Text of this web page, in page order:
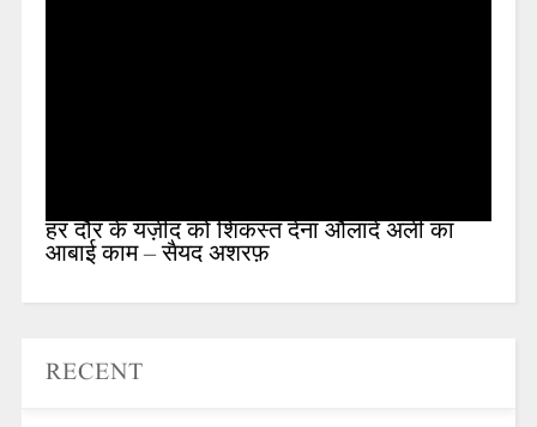
हर दौर के यज़ीद को शिकस्त देना औलादे अली का
आबाई काम – सैयद अशरफ़
RECENT